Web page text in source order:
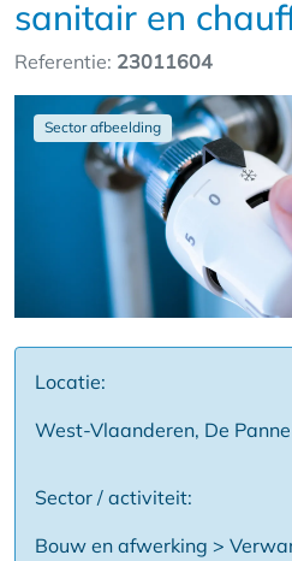
sanitair en
Referentie: 23011604
Sector afbeelding
Locatie:
West-Vlaanderen, De Panne
Sector / activiteit:
Bouw en afwerking >